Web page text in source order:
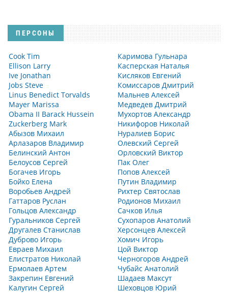
ПЕРСОНЫ
Cook Tim
Ellison Larry
Ive Jonathan
Jobs Steve
Linus Benedict Torvalds
Mayer Marissa
Obama II Barack Hussein
Zuckerberg Mark
Абызов Михаил
Арлазаров Владимир
Белинский Антон
Белоусов Сергей
Богачев Игорь
Бойко Елена
Воробьев Андрей
Гаттаров Руслан
Гольцов Александр
Гуральников Сергей
Другалев Станислав
Дуброво Игорь
Евраев Михаил
Елистратов Николай
Ермолаев Артем
Закрепин Евгений
Калугин Сергей
Каримова Гульнара
Касперская Наталья
Кисляков Евгений
Комиссаров Дмитрий
Мальнев Алексей
Медведев Дмитрий
Мухортов Александр
Никифоров Николай
Нуралиев Борис
Олевский Сергей
Орловский Виктор
Пак Олег
Попов Алексей
Путин Владимир
Рихтер Святослав
Родионов Михаил
Сачков Илья
Сухопаров Анатолий
Херсонцев Алексей
Хомич Игорь
Цой Виктор
Черногоров Андрей
Чубайс Анатолий
Шадаев Максут
Шеховцов Юрий